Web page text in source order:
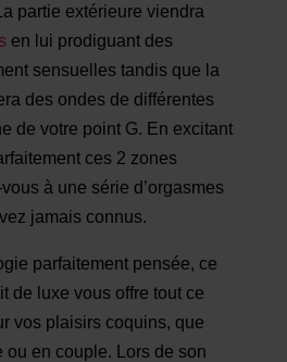
partie extérieure viendra
en lui prodiguant des
sensuelles tandis que la
des ondes de différentes
de votre point G. En excitant
ces 2 zones
à une série d’orgasmes
jamais connus.
parfaitement pensée, ce
de luxe vous offre tout ce
vos plaisirs coquins, que
en couple. Lors de son